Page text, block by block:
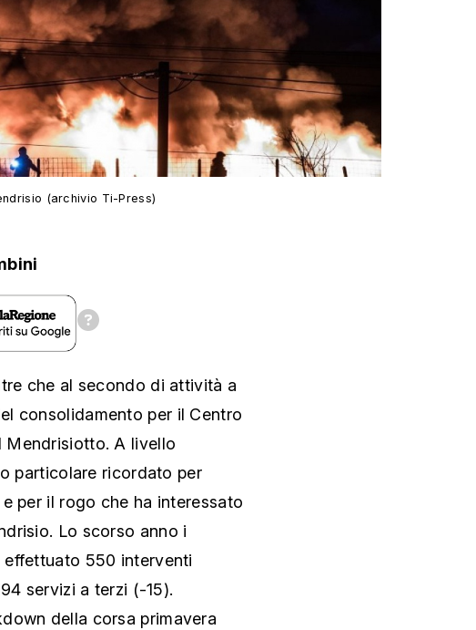
(archivio Ti-Press)
che al secondo di attività a
consolidamento per il Centro
Mendrisiotto. A livello
particolare ricordato per
per il rogo che ha interessato
Lo scorso anno i
550 interventi
servizi a terzi (-15).
della corsa primavera